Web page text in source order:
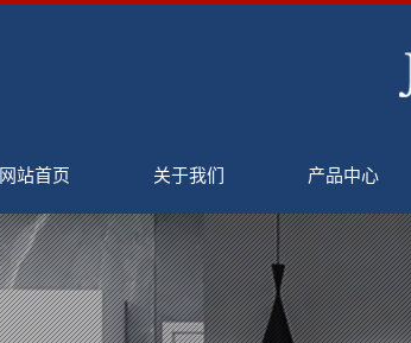
网站首页 关于我们 产品中心